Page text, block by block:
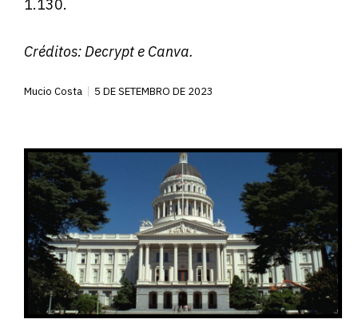
1.130.
Créditos:Decrypte Canva.
Mucio Costa 5 DE SETEMBRO DE 2023